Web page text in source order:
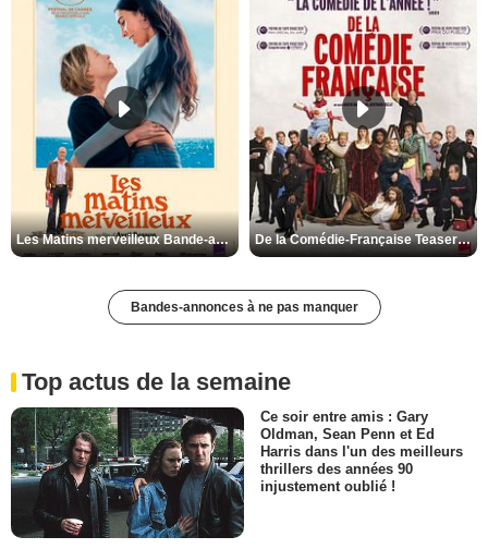
Les Matins merveilleux Bande-annonce VF De la Comédie-Française Teaser VF
Bandes-annonces à ne pas manquer
Top actus de la semaine
Ce soir entre amis : Gary
Oldman, Sean Penn et Ed
Harris dans l'un des meilleurs
thrillers des années 90
injustement oublié !